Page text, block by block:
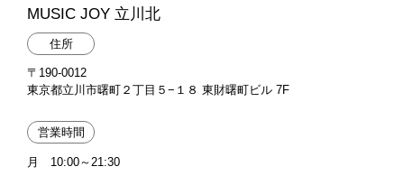
MUSIC JOY 立川北
住所
〒190-0012
東京都立川市曙町２丁目５−１８ 東財曙町ビル 7F
営業時間
月 10:00～21:30